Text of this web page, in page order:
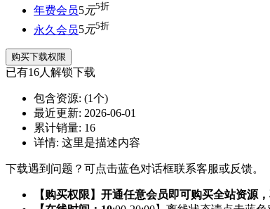
年费会员5元5折
永久会员5元5折
购买下载权限
已有16人解锁下载
包含资源: (1个)
最近更新: 2026-06-01
累计销量: 16
详情: 这里是描述内容
下载遇到问题？可点击蓝色对话框联系客服或反馈。
【购买权限】开通任意会员即可购买全站资源